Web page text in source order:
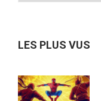
LES PLUS VUS